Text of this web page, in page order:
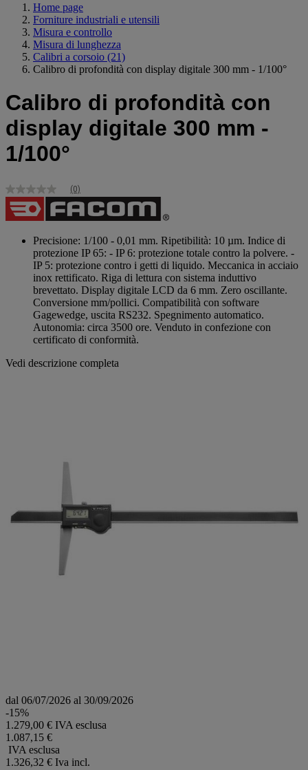
Home page
Forniture industriali e utensili
Misura e controllo
Misura di lunghezza
Calibri a corsoio (21)
Calibro di profondità con display digitale 300 mm - 1/100°
Calibro di profondità con
display digitale 300 mm -
1/100°
Nessuna
valutazione
Stesso
pagina.
(0)
Precisione: 1/100 - 0,01 mm. Ripetibilità: 10 µm. Indice di
protezione IP 65: - IP 6: protezione totale contro la polvere. -
IP 5: protezione contro i getti di liquido. Meccanica in acciaio
inox rettificato. Riga di lettura con sistema induttivo
brevettato. Display digitale LCD da 6 mm. Zero oscillante.
Conversione mm/pollici. Compatibilità con software
Gagewedge, uscita RS232. Spegnimento automatico.
Autonomia: circa 3500 ore. Venduto in confezione con
certificato di conformità.
Vedi descrizione completa
dal 06/07/2026 al 30/09/2026
-15%
1.279,00 € IVA esclusa
1.087,15 €
IVA esclusa
1.326,32 € Iva incl.